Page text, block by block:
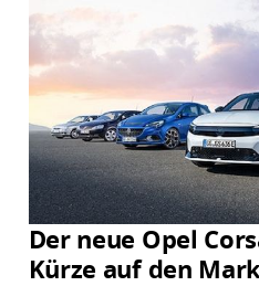
Der neue Opel
Kürze auf den